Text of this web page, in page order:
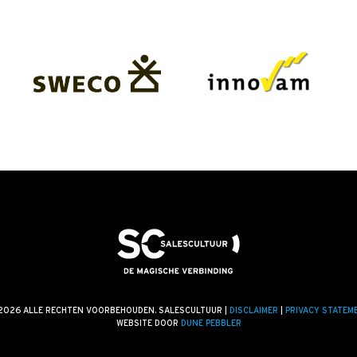
ALLE RECHTEN VOORBEHOUDEN. SALESCULTUUR | DISCLAIMER
PRIVACY
WEBSITE DOOR
DUNE PEBBLER